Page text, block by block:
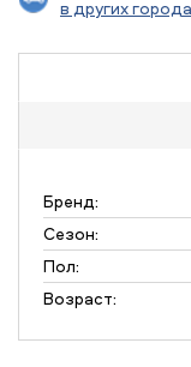
в других
Бренд:
Сезон:
Пол:
Возраст: